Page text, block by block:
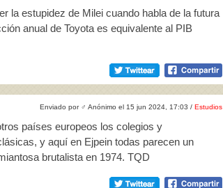
la estupidez de Milei cuando habla de la futura
anual de Toyota es equivalente al PIB
Enviado por ♂ Anónimo el 15 jun 2024, 17:03 / Estudios
países europeos los colegios y
y aquí en Ejpein todas parecen un
brutalista en 1974. TQD